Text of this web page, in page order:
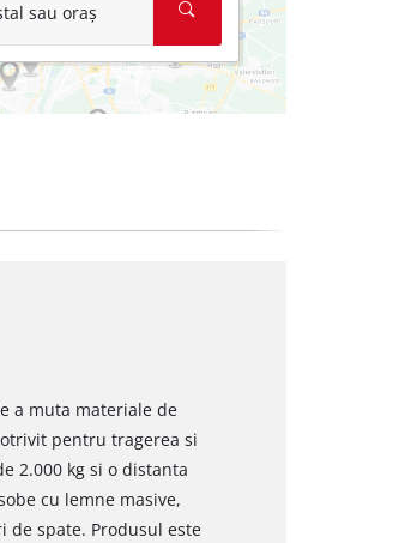
sau oraș
a muta materiale de
pentru tragerea si
2.000 kg si o distanta
cu lemne masive,
de spate. Produsul este